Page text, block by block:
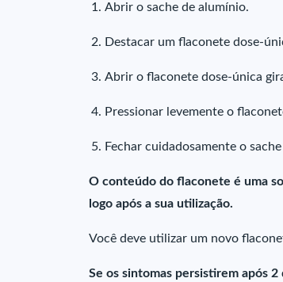
Abrir o sache de alumínio.
Destacar um flaconete dose-
Abrir o flaconete dose-única
Pressionar levemente o
Fechar cuidadosamente o
O conteúdo do flaconete é uma
logo após a sua utilização.
Você deve utilizar um novo
Se os sintomas persistirem após